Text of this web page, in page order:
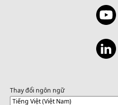
Thay đổi ngôn ngữ